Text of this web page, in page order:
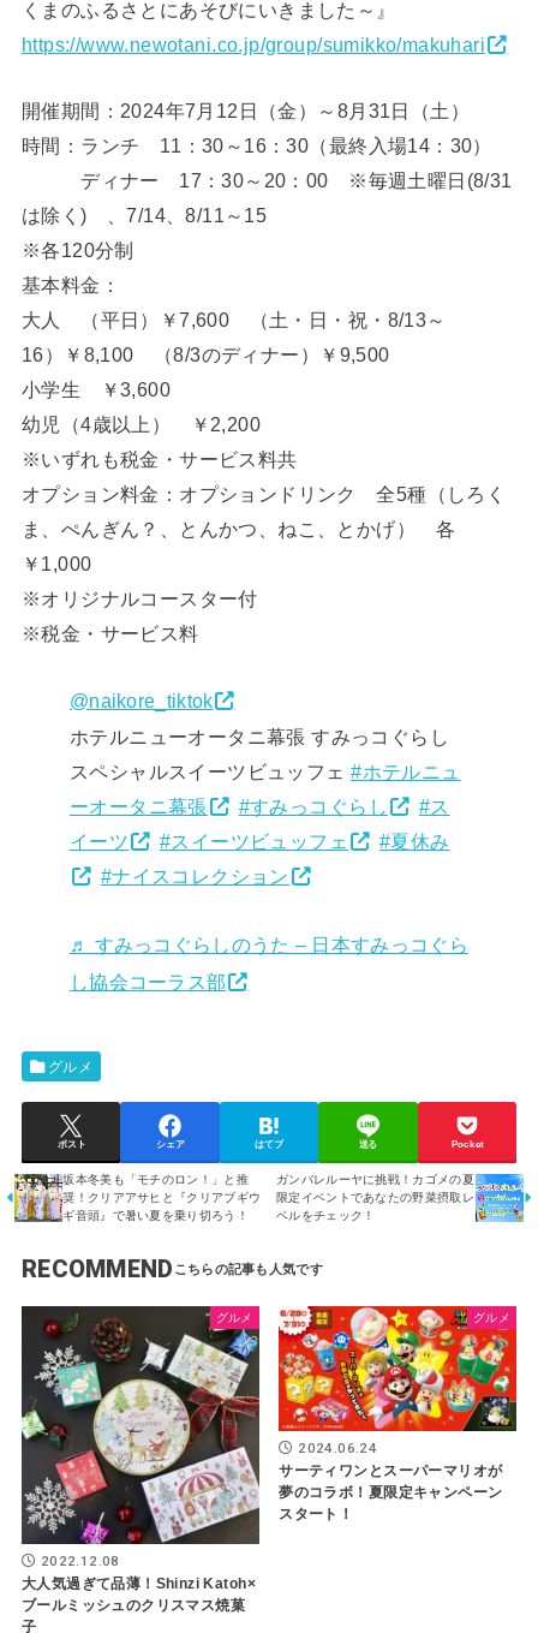
くまのふるさとにあそびにいきました～』
https://www.newotani.co.jp/group/sumikko/makuhari
開催期間：2024年7月12日（金）～8月31日（土）
時間：ランチ 11：30～16：30（最終入場14：30）
ディナー 17：30～20：00 ※毎週土曜日(8/31
は除く) 、7/14、8/11～15
※各120分制
基本料金：
大人 （平日）￥7,600 （土・日・祝・8/13～
16）￥8,100 （8/3のディナー）￥9,500
小学生 ￥3,600
幼児（4歳以上） ￥2,200
※いずれも税金・サービス料共
オプション料金：オプションドリンク 全5種（しろく
ま、ぺんぎん？、とんかつ、ねこ、とかげ） 各
￥1,000
※オリジナルコースター付
※税金・サービス料
@naikore_tiktok
ホテルニューオータニ幕張 すみっコぐらし
スペシャルスイーツビュッフェ#ホテルニュ
ーオータニ幕張
#すみっコぐらし
#ス
イーツ
#スイーツビュッフェ
#夏休み
#ナイスコレクション
♬ すみっコぐらしのうた – 日本すみっコぐら
し協会コーラス部
グルメ
ポスト シェア はてブ 送る Pocket
坂本冬美も「モチのロン！」と推
奨！クリアアサヒと『クリアブギウ
ギ音頭』で暑い夏を乗り切ろう！
ガンバレルーヤに挑戦！カゴメの夏
限定イベントであなたの野菜摂取レ
ベルをチェック！
RECOMMEND
グルメ
2022.12.08
大人気過ぎて品薄！Shinzi Katoh×
ブールミッシュのクリスマス焼菓
子
グルメ
2024.06.24
サーティワンとスーパーマリオが
夢のコラボ！夏限定キャンペーン
スタート！